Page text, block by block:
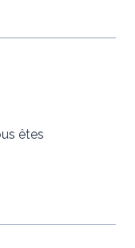
êtes